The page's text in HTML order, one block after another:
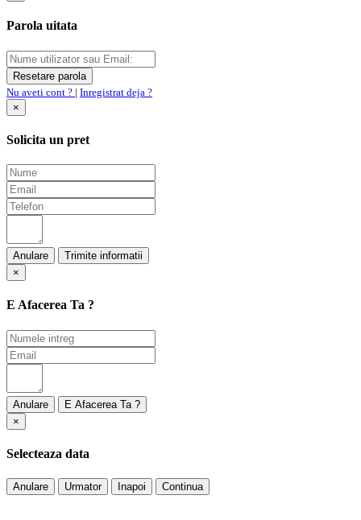
Parola uitata
Nu aveti cont ? | Inregistrat deja ?
×
Solicita un pret
Anulare
×
E Afacerea Ta ?
Anulare
×
Selecteaza data
Anulare